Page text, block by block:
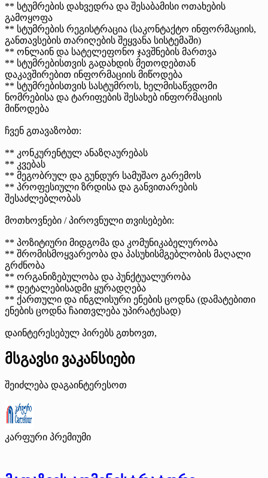
** სტუმრების დახვედრა და შესაბამისი ოთახების
გამოყოფა
** სტუმრების რეგისტრაცია (საკონტაქტო ინფორმაციის,
განთავსების თარიღების შეყვანა სისტემაში)
** ონლაინ და სატელეფონო ჯავშნების მართვა
** სტუმრებისთვის გადახდის მეთოდებთან
დაკავშირებით ინფორმაციის მიწოდება
** სტუმრებისთვის სასტუმროს, ხელმისაწვდომი
ნომრებისა და ტარიფების შესახებ ინფორმაციის
მიწოდება
ჩვენ გთავაზობთ:
** კონკურენტულ ანაზღაურებას
** კვებას
** მეგობრულ და გუნდურ სამუშაო გარემოს
** პროფესიული ზრდისა და განვითარების
შესაძლებლობას
მოთხოვნები / პიროვნული თვისებები:
** პოზიტიური მიდგომა და კომუნიკაბელურობა
** შრომისმოყვარეობა და პასუხისმგებლობის მაღალი
გრძნობა
** ორგანიზებულობა და პუნქტუალურობა
** დეტალებისადმი ყურადღება
** ქართული და ინგლისური ენების ცოდნა (დამატებითი
ენების ცოდნა ჩაითვლება უპირატესად)
დაინტერესებულ პირებს გთხოვთ,
მსგავსი ვაკანსიები
შეიძლება დაგაინტერესოთ
კარფური პრემიუმი